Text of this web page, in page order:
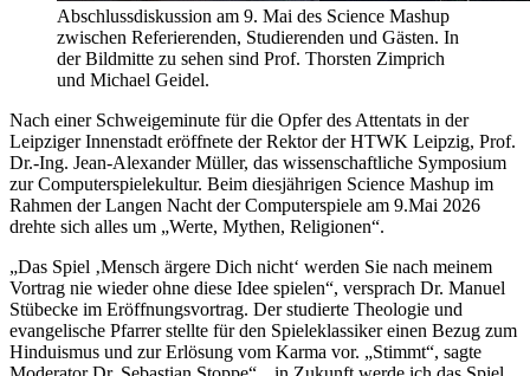
Abschlussdiskussion am 9. Mai des Science Mashup
zwischen Referierenden, Studierenden und Gästen. In
der Bildmitte zu sehen sind Prof. Thorsten Zimprich
und Michael Geidel.
Nach einer Schweigeminute für die Opfer des Attentats in der
Leipziger Innenstadt eröffnete der Rektor der HTWK Leipzig, Prof.
Dr.-Ing. Jean-Alexander Müller, das wissenschaftliche Symposium
zur Computerspielekultur. Beim diesjährigen Science Mashup im
Rahmen der Langen Nacht der Computerspiele am 9.Mai 2026
drehte sich alles um „Werte, Mythen, Religionen“.
„Das Spiel ‚Mensch ärgere Dich nicht‘ werden Sie nach meinem
Vortrag nie wieder ohne diese Idee spielen“, versprach Dr. Manuel
Stübecke im Eröffnungsvortrag. Der studierte Theologie und
evangelische Pfarrer stellte für den Spieleklassiker einen Bezug zum
Hinduismus und zur Erlösung vom Karma vor. „Stimmt“, sagte